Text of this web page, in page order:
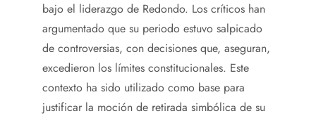
bajo el liderazgo de Redondo. Los críticos han
argumentado que su periodo estuvo salpicado
de controversias, con decisiones que, aseguran,
excedieron los límites constitucionales. Este
contexto ha sido utilizado como base para
justificar la moción de retirada simbólica de su